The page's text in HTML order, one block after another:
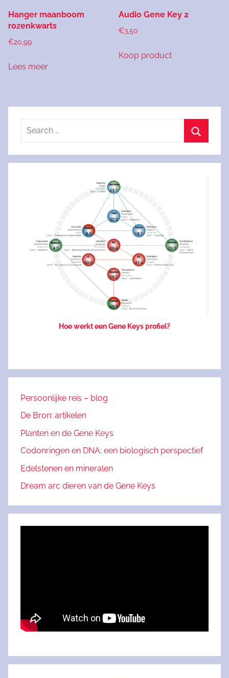
Hanger maanboom
rozenkwarts
€20,99
Lees meer
Audio Gene Key 2
€3,50
Koop product
Search
Hoe werkt een Gene Keys profiel?
Persoonlijke reis – blog
De Bron: artikelen
Planten en de Gene Keys
Codonringen en DNA: een biologisch perspectief
Edelstenen en mineralen
Dream arc dieren van de Gene Keys